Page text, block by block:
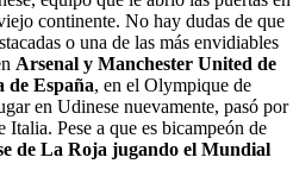
continente. No hay dudas de que
o una de las más envidiables
Arsenal y Manchester United de
de España, en el Olympique de
en Udinese nuevamente, pasó por
Pese a que es bicampeón de
de La Roja jugando el Mundial